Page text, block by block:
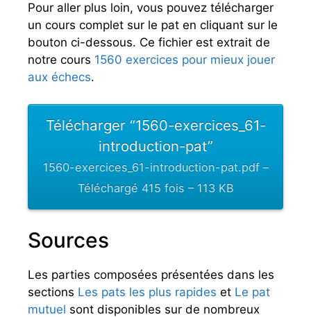
Pour aller plus loin, vous pouvez télécharger
un cours complet sur le pat en cliquant sur le
bouton ci-dessous. Ce fichier est extrait de
notre cours 1560 exercices pour mieux jouer
aux échecs.
Télécharger “1560-exercices_61-
introduction-pat”
1560-exercices_61-introduction-pat.pdf –
Téléchargé 415 fois – 113 KB
Sources
Les parties composées présentées dans les
sections Les pats les plus rapides et Le pat
mutuel sont disponibles sur de nombreux